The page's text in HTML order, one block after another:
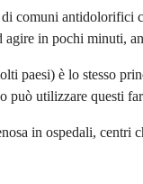
comuni antidolorifici
in pochi minuti,
paesi) è lo stesso
utilizzare questi
in ospedali,